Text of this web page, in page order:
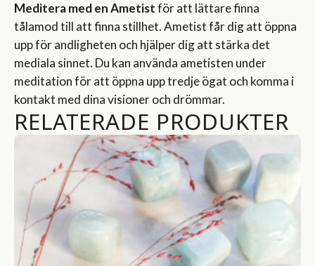
Meditera med en Ametistför att lättare finna
tålamod till att finna stillhet. Ametist får dig att öppna
upp för andligheten och hjälper dig att stärka det
mediala sinnet. Du kan använda ametisten under
meditation för att öppna upp tredje ögat och komma i
kontakt med dina visioner och drömmar.
RELATERADE PRODUKTER